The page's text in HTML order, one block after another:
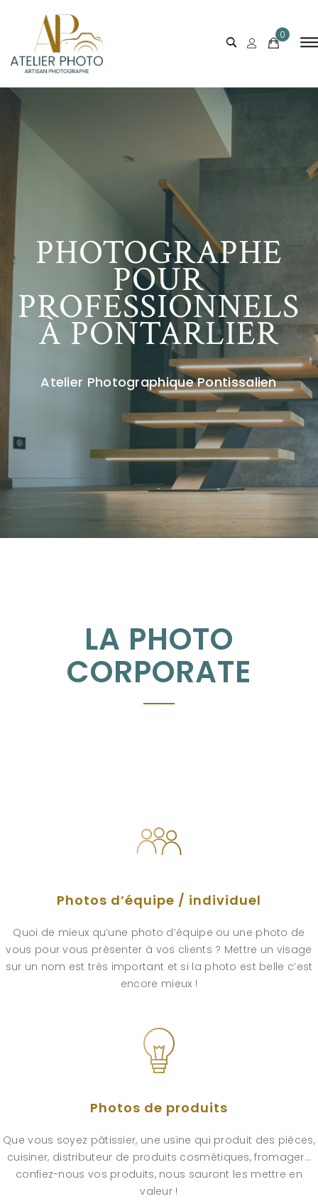
0
PHOTOGRAPHE
POUR
PROFESSIONNELS
À PONTARLIER
Atelier Photographique Pontissalien
LA PHOTO
CORPORATE
Photos d’équipe / individuel
Quoi de mieux qu’une photo d’équipe ou une photo de
vous pour vous présenter à vos clients ? Mettre un visage
sur un nom est très important et si la photo est belle c’est
encore mieux !
Photos de produits
Que vous soyez pâtissier, une usine qui produit des pièces,
cuisiner, distributeur de produits cosmétiques, fromager…
confiez-nous vos produits, nous sauront les mettre en
valeur !